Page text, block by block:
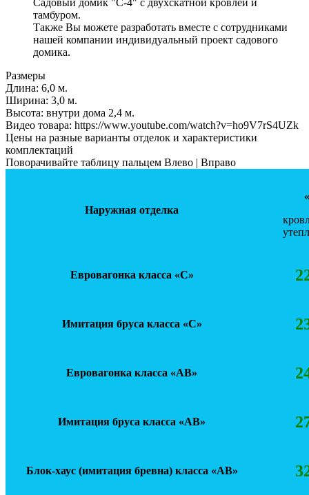
тамбуром.
Также Вы можете разработать вместе с сотрудниками
нашей компании индивидуальный проект садового
домика.
Размеры
Длина: 6,0 м.
Ширинa: 3,0 м.
Высота: внутри дома 2,4 м.
Видео товара: https://www.youtube.com/watch?v=ho9V7rS4UZk
Цены на разные варианты отделок и характеристики
комплектаций
Поворачивайте таблицу пальцем Влево | Вправо
Наружная отделка
Евровагонка класса «С»
Имитация бруса класса «С»
Евровагонка класса «АВ»
Имитация бруса класса «АВ»
Блок-хаус (имитация бревна) класса «АВ»